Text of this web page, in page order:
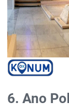
6. Ano